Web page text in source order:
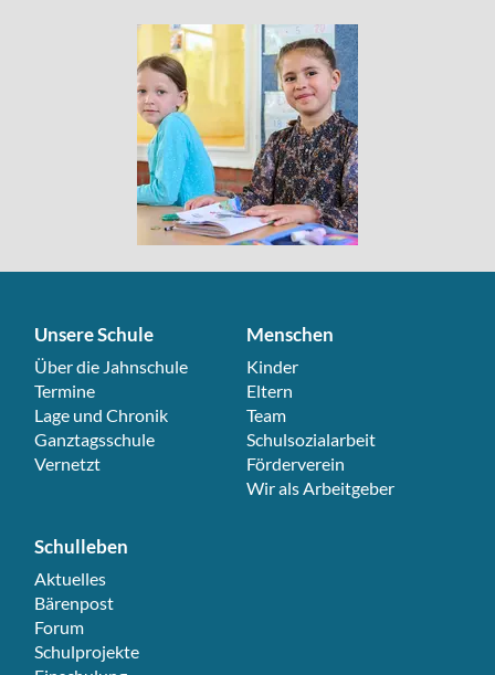
Unsere Schule
Navigation überspringen
Über die Jahnschule
Termine
Lage und Chronik
Ganztagsschule
Vernetzt
Menschen
Navigation überspringen
Kinder
Eltern
Team
Schulsozialarbeit
Förderverein
Wir als Arbeitgeber
Schulleben
Navigation überspringen
Aktuelles
Bärenpost
Forum
Schulprojekte